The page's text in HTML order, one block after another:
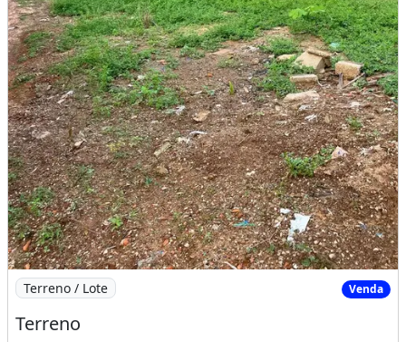
Imagem: Terreno
Terreno / Lote Venda
Terreno